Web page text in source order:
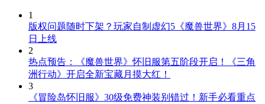
1
版权问题随时下架？玩家自制虚幻5《魔兽世界》8月15
日上线
2
热点预告：《魔兽世界》怀旧服第五阶段开启！《三角
洲行动》开启全新宝藏月摸大红！
3
《冒险岛怀旧服》30级免费神装别错过！新手必看重点